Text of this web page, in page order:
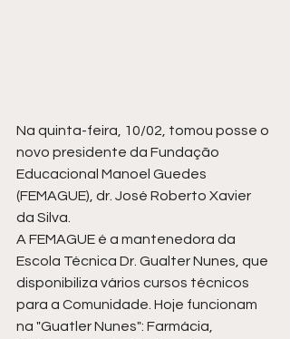
Na quinta-feira, 10/02, tomou posse o
novo presidente da Fundação
Educacional Manoel Guedes
(FEMAGUE), dr. José Roberto Xavier
da Silva.
A FEMAGUE é a mantenedora da
Escola Técnica Dr. Gualter Nunes, que
disponibiliza vários cursos técnicos
para a Comunidade. Hoje funcionam
na "Guatler Nunes": Farmácia,